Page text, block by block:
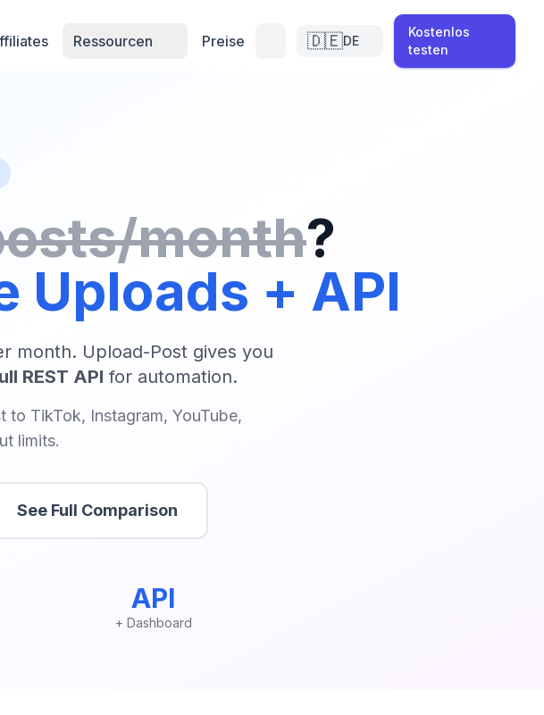
Ressourcen Preise 🇩🇪DE
Kostenlos
testen
month?
Uploads + API
month. Upload-Post gives you
REST API for automation.
TikTok, Instagram, YouTube,
limits.
See Full Comparison
API
+ Dashboard